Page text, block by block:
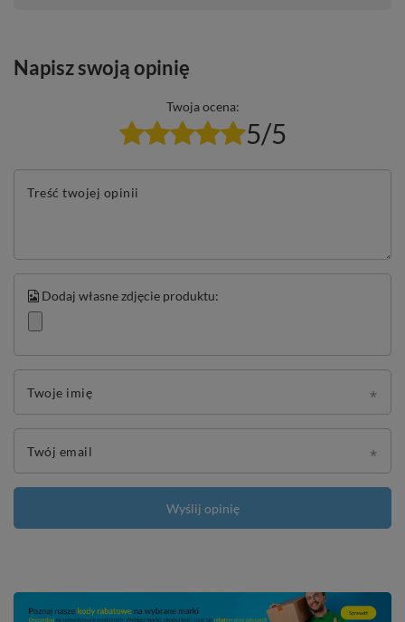
Napisz swoją opinię
Twoja ocena:
5/5
Treść twojej opinii
Dodaj własne zdjęcie produktu:
Twoje imię
Twój email
Wyślij opinię